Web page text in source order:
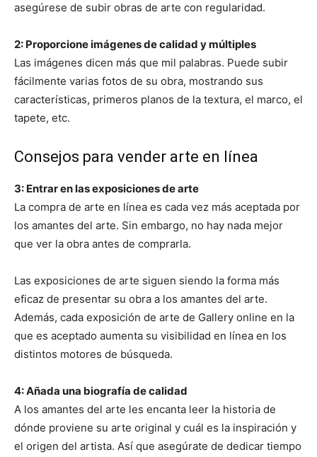
asegúrese de subir obras de arte con regularidad.
2: Proporcione imágenes de calidad y múltiples
Las imágenes dicen más que mil palabras. Puede subir
fácilmente varias fotos de su obra, mostrando sus
características, primeros planos de la textura, el marco, el
tapete, etc.
Consejos para vender arte en línea
3: Entrar en las exposiciones de arte
La compra de arte en línea es cada vez más aceptada por
los amantes del arte. Sin embargo, no hay nada mejor
que ver la obra antes de comprarla.
Las exposiciones de arte siguen siendo la forma más
eficaz de presentar su obra a los amantes del arte.
Además, cada exposición de arte de Gallery online en la
que es aceptado aumenta su visibilidad en línea en los
distintos motores de búsqueda.
4: Añada una biografía de calidad
A los amantes del arte les encanta leer la historia de
dónde proviene su arte original y cuál es la inspiración y
el origen del artista. Así que asegúrate de dedicar tiempo